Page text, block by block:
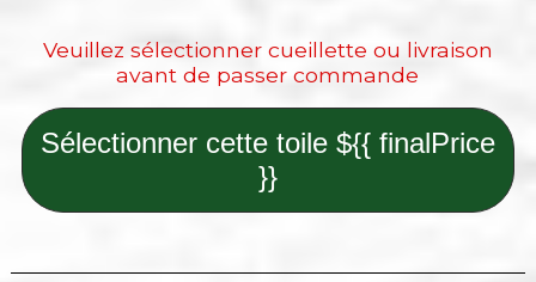
Veuillez sélectionner cueillette ou livraison
avant de passer commande
Sélectionner cette toile ${{ finalPrice
}}